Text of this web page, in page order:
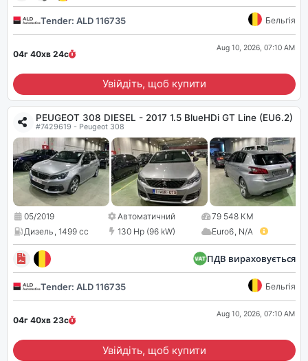
Tender: ALD 116735 Бельгія
04г 40хв 23с
Aug 10, 2026, 07:10 AM
Увійдіть, щоб купити
PEUGEOT 308 DIESEL - 2017 1.5 BlueHDi GT Line (EU6.2)
#7429619 - Peugeot 308
05/2019 Автоматичний
79 548 КМ
Дизель, 1499 cc 130 Hp (96 kW) Euro6, N/A
ПДВ вираховується
Tender: ALD 116735 Бельгія
04г 40хв 22с
Aug 10, 2026, 07:10 AM
Увійдіть, щоб купити